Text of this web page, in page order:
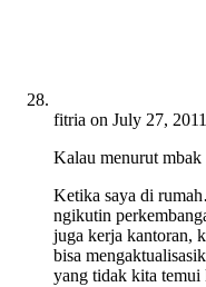
fitria on July 27,
Kalau menurut
Ketika saya di
ngikutin
juga kerja kantoran,
bisa
yang tidak kita temui